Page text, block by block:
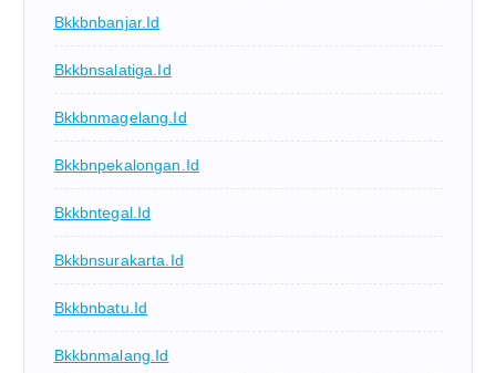
Bkkbnbanjar.id
Bkkbnsalatiga.id
Bkkbnmagelang.id
Bkkbnpekalongan.id
Bkkbntegal.id
Bkkbnsurakarta.id
Bkkbnbatu.id
Bkkbnmalang.id